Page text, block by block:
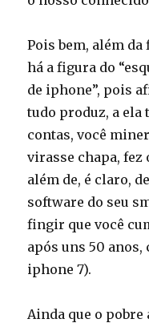
Pois bem, além da
há a figura do
de iphone”, pois
tudo produz, a ela
contas, você
virasse chapa,
além de, é claro,
software do seu
fingir que você
após uns 50
iphone 7).
Ainda que o